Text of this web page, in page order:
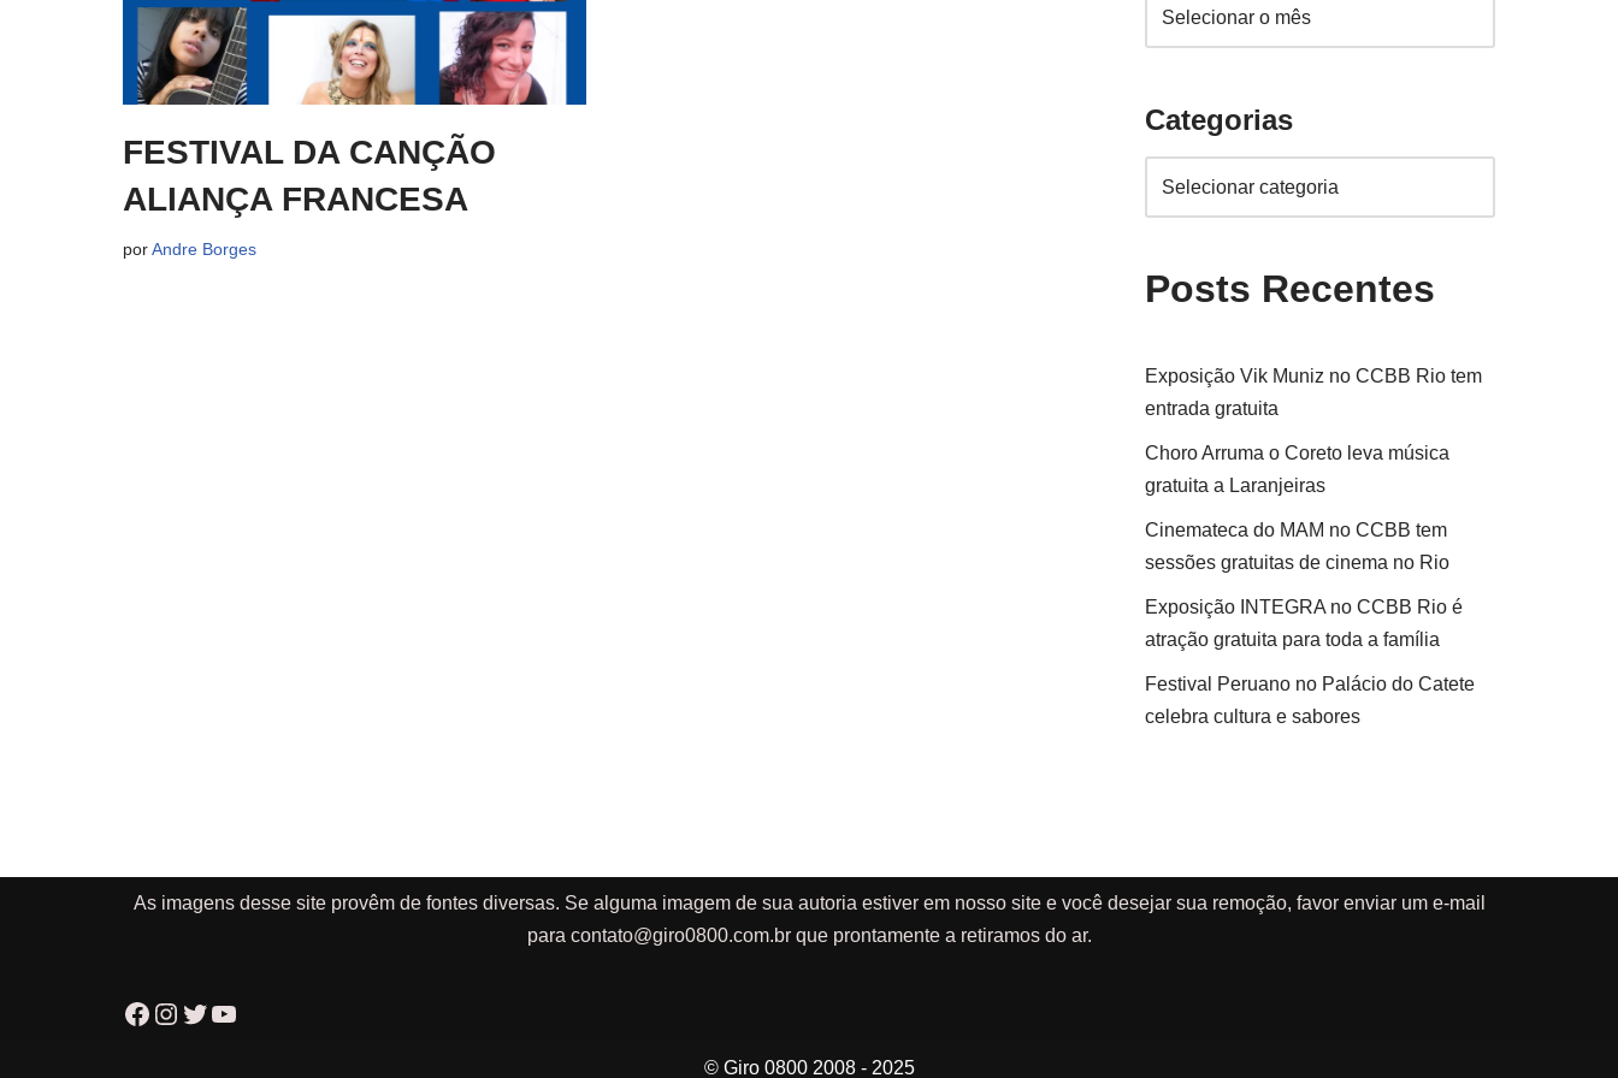
FESTIVAL DA CANÇÃO
ALIANÇA FRANCESA
porAndre Borges
Categorias
Posts Recentes
Exposição Vik Muniz no CCBB Rio tem
entrada gratuita
Choro Arruma o Coreto leva música
gratuita a Laranjeiras
Cinemateca do MAM no CCBB tem
sessões gratuitas de cinema no Rio
Exposição INTEGRA no CCBB Rio é
atração gratuita para toda a família
Festival Peruano no Palácio do Catete
celebra cultura e sabores
As imagens desse site provêm de fontes diversas. Se alguma imagem de sua autoria estiver em nosso site e você desejar sua remoção, favor enviar um e-mail
para contato@giro0800.com.brque prontamente a retiramos do ar.
© Giro 0800 2008 - 2025